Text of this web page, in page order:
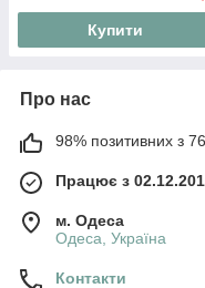
Купити
Про нас
98% позитивних з
Працює з
м. Одеса
Одеса, Україна
Контакти